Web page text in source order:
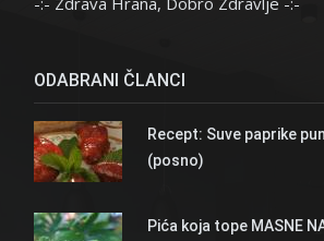
ODABRANI ČLANCI
Recept: Suve paprike
(posno)
Pića koja tope MASNE